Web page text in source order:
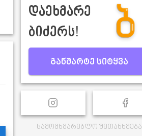
დაეხმარე
ბიძერს!
განმარტე სიტყვა
სამომხმარებლო შეთანხმება